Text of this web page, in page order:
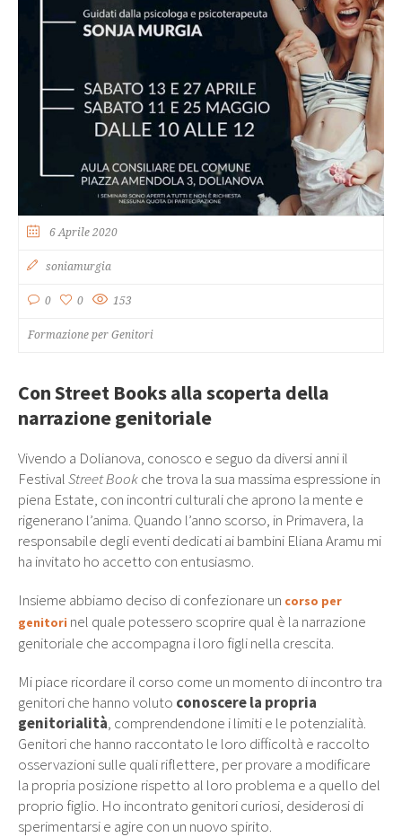
6 Aprile 2020
soniamurgia
0 0 153
Formazione per Genitori
Con Street Books alla scoperta della
narrazione genitoriale
Vivendo a Dolianova, conosco e seguo da diversi anni il
FestivalStreet Bookche trova la sua massima espressione in
piena Estate, con incontri culturali che aprono la mente e
rigenerano l’anima. Quando l’anno scorso, in Primavera, la
responsabile degli eventi dedicati ai bambini Eliana Aramu mi
ha invitato ho accetto con entusiasmo.
Insieme abbiamo deciso di confezionare un corso per
genitori nel quale potessero scoprire qual è la narrazione
genitoriale che accompagna i loro figli nella crescita.
Mi piace ricordare il corso come un momento di incontro tra
genitori che hanno voluto conoscere la propria
genitorialità, comprendendone i limiti e le potenzialità.
Genitori che hanno raccontato le loro difficoltà e raccolto
osservazioni sulle quali riflettere, per provare a modificare
la propria posizione rispetto al loro problema e a quello del
proprio figlio. Ho incontrato genitori curiosi, desiderosi di
sperimentarsi e agire con un nuovo spirito.